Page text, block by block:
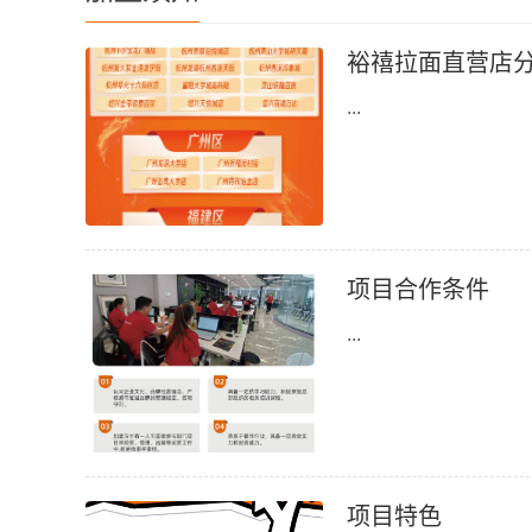
裕禧拉面直营店
...
项目合作条件
...
项目特色